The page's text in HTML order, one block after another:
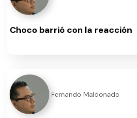
Choco barrió con la reacción
Fernando Maldonado